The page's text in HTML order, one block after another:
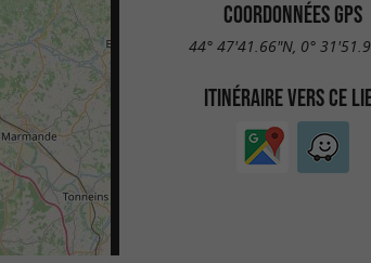
COORDONNÉES GPS
44° 47'41.66"N, 0°
ITINÉRAIRE VERS CE